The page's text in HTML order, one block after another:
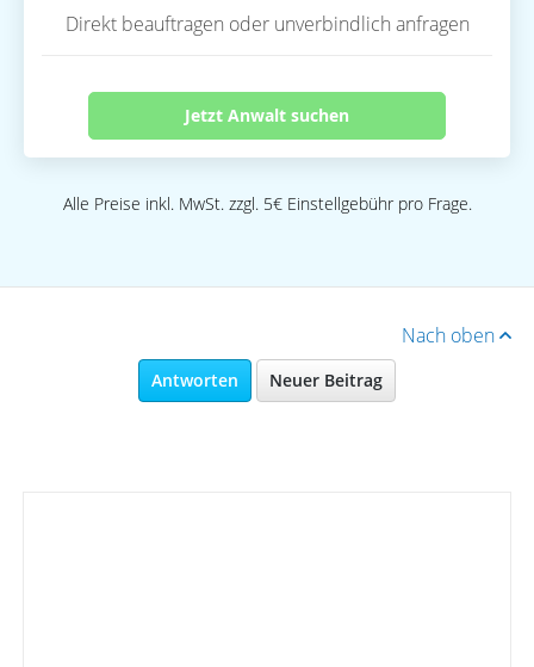
Direkt beauftragen oder unverbindlich anfragen
Jetzt Anwalt suchen
Alle Preise inkl. MwSt. zzgl. 5€ Einstellgebühr pro Frage.
Nach oben
Antworten Neuer Beitrag